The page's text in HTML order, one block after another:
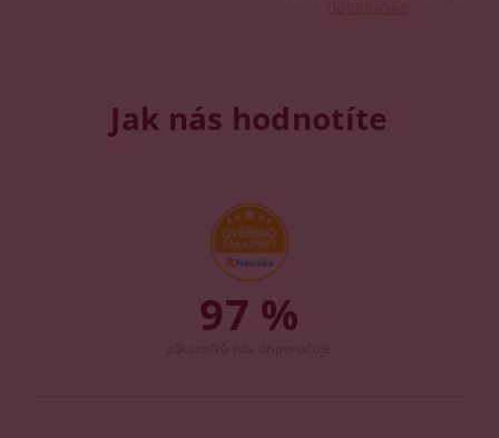
Jak nás hodnotíte
97 %